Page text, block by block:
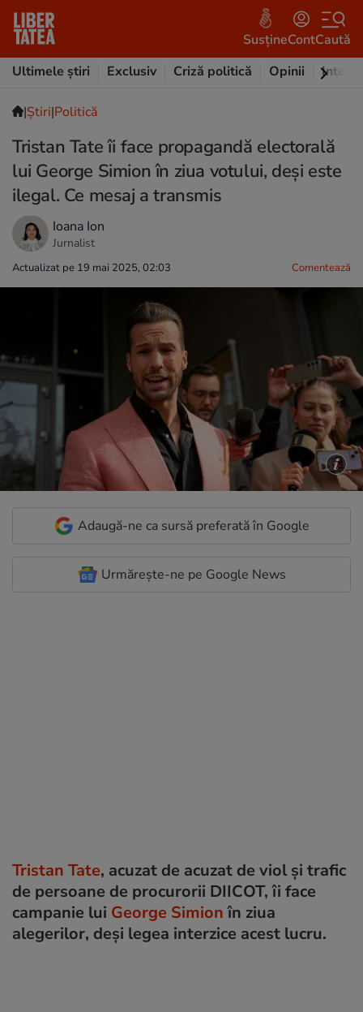
SusțineContCaută
Ultimele știri
Exclusiv Criză politică Opinii
|Ştiri|Politică
Tristan Tate îi face propagandă electorală
lui George Simion în ziua votului, deși este
ilegal. Ce mesaj a transmis
Ioana Ion
Jurnalist
Actualizat pe 19 mai 2025, 02:03 Comentează
Adaugă-ne ca sursă preferată în Google
Urmărește-ne pe Google News
Tristan Tate, acuzat de acuzat de viol și trafic
de persoane de procurorii DIICOT, îi face
campanie lui George Simionîn ziua
alegerilor, deși legea interzice acest lucru.